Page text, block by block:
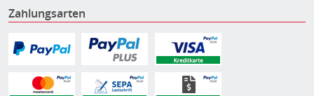
Zahlungsarten